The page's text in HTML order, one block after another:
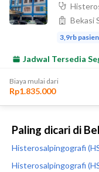
Paling dicari di
Histerosalpingografi
Histerosalpingografi